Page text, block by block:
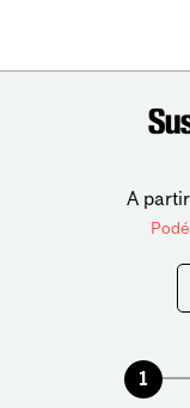
A
1